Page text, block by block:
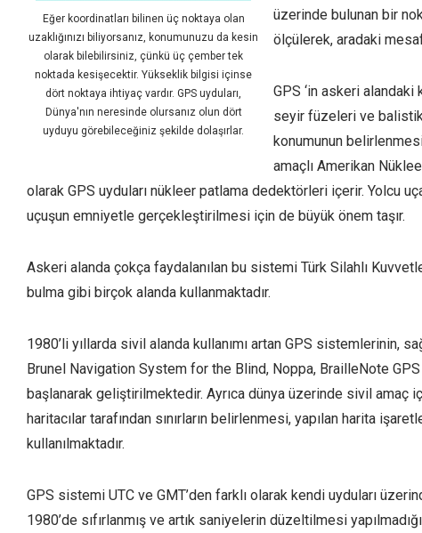
Eğer koordinatları bilinen üç noktaya olan
uzaklığınızı biliyorsanız, konumunuzu da kesin
olarak bilebilirsiniz, çünkü üç çember tek
noktada kesişecektir. Yükseklik bilgisi içinse
dört noktaya ihtiyaç vardır. GPS uyduları,
Dünya'nın neresinde olursanız olun dört
uyduyu görebileceğiniz şekilde dolaşırlar.
üzerinde bulunan bir
ölçülerek, aradaki
GPS ‘in askeri alandaki
seyir füzeleri ve
konumunun
amaçlı Amerikan
olarak GPS uyduları nükleer patlama dedektörleri içerir. Yolcu
uçuşun emniyetle gerçekleştirilmesi için de büyük önem taşır.
Askeri alanda çokça faydalanılan bu sistemi Türk Silahlı
bulma gibi birçok alanda kullanmaktadır.
1980’li yıllarda sivil alanda kullanımı artan GPS sistemlerinin,
Brunel Navigation System for the Blind, Noppa, BrailleNote
başlanarak geliştirilmektedir. Ayrıca dünya üzerinde sivil amaç
haritacılar tarafından sınırların belirlenmesi, yapılan harita
kullanılmaktadır.
GPS sistemi UTC ve GMT’den farklı olarak kendi uyduları
1980’de sıfırlanmış ve artık saniyelerin düzeltilmesi